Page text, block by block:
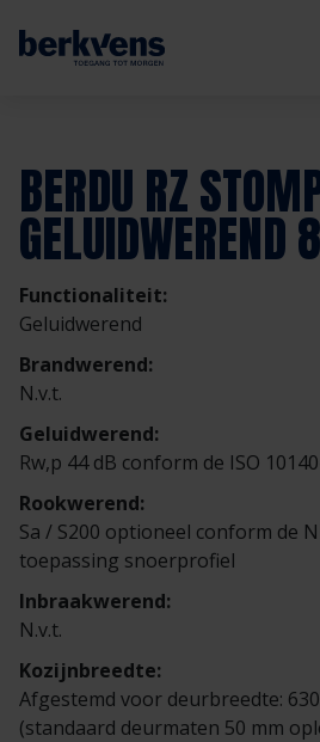
Deuren
Kozijnen
Hang- & sluitwerk
Diensten
Technische documentatie
Veelgestelde vragen
Eengezinswoning
Meergezinswoning
Utiliteitsgebouw
Prefab woning
Aannemer
Architect
Projectontwikkelaar
Handelspartner
Inbraakwerend
Brandwerend
Geluidwerend
Rookwerend
Duurzaamheid
Brochures
Technische documentatie
Veelgestelde vragen
mijndeur.nl
Webshop
Inspiratie
Verkooppunten
Veelgestelde vragen
Blog
Organisatie
Duurzaamheid
GND Garantiedeuren
Werken bij Berkvens
BERDU RZ
Functionaliteit:
Geluidwerend
Brandwerend:
N.v.t.
Geluidwerend:
Rw,p 44 dB conform de ISO
Rookwerend:
Sa / S200 optioneel conform de
toepassing snoerprofiel
Inbraakwerend:
N.v.t.
Kozijnbreedte:
Afgestemd voor deurbreedte:
(standaard deurmaten 50 mm